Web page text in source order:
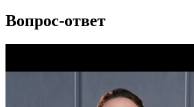
Вопрос-ответ